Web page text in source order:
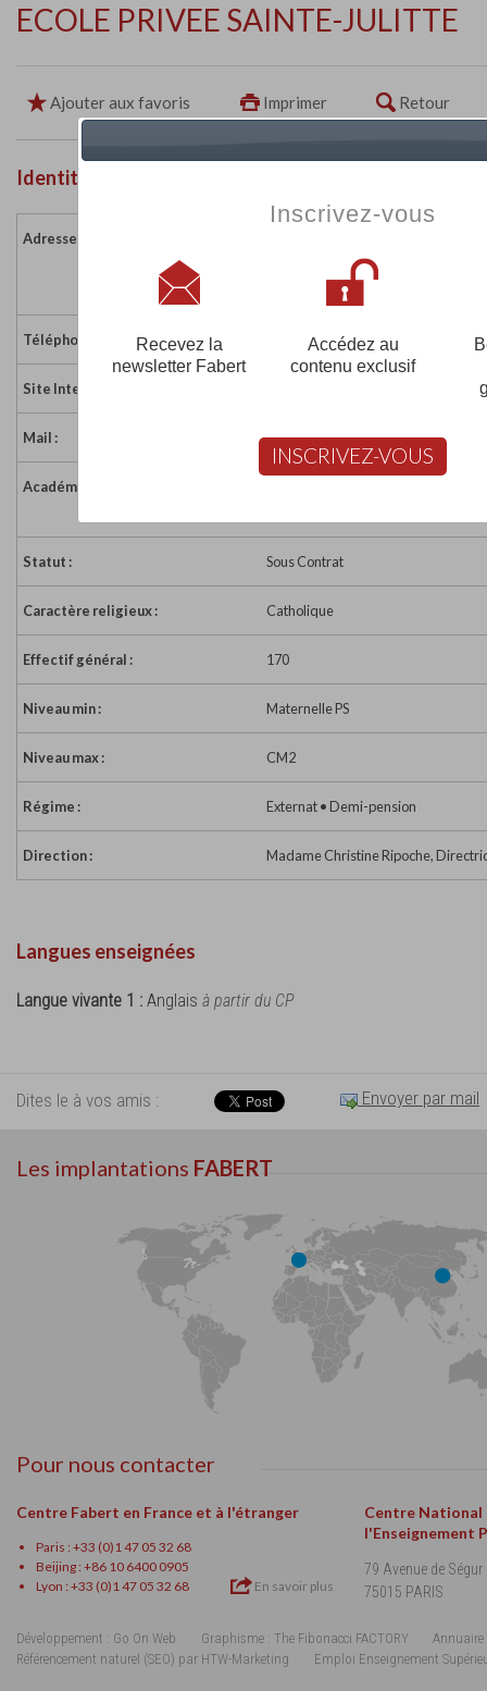
ECOLE PRIVEE SAINTE-JULITTE
Ajouter aux favoris Imprimer Retour
Identité de l'établissement
Adresse :
58000 NEVERS
Téléphone : 03 86 61 44 65
Site Internet : http://
Mail : ecole.sainte.julitte@orange.fr
Académie :
Statut : Sous Contrat
Caractère religieux : Catholique
Effectif général : 170
Niveau min : Maternelle PS
Niveau max : CM2
Régime : Externat • Demi-pension
Direction : Madame Christine Ripoche,
Langues enseignées
Langue vivante 1 : Anglais à partir du CP
Dites le à vos amis : Envoyer par mail
Les implantations FABERT
Pour nous contacter
Centre Fabert en France et à l'étranger
Paris : +33 (0)1 47 05 32 68
Beijing : +86 10 6400 0905
Lyon : +33 (0)1 47 05 32 68
En savoir plus
Centre National
l'Enseignement
79 Avenue de Ségur
75015 PARIS
Développement : Go On Web Graphisme : The Fibonacci FACTORY
Annuaire
Référencement naturel (SEO) par HTW-Marketing
Emploi Enseignement
Inscrivez-vous
Recevez la
newsletter Fabert
Accédez au
contenu exclusif
INSCRIVEZ-VOUS